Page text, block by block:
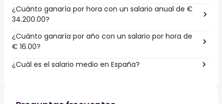
¿Cuánto ganaría por hora con un salario anual de €
34.200.00?
¿Cuánto ganaría por año con un salario por hora de
€ 16.00?
¿Cuál es el salario medio en España?